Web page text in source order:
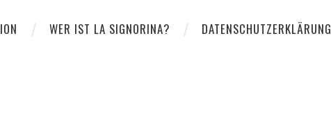
WER IST LA SIGNORINA? DATENSCHUTZERKLÄRUNG